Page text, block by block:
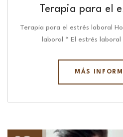
Terapia para el
Terapia para el estrés laboral
laboral “ El estrés
MÁS